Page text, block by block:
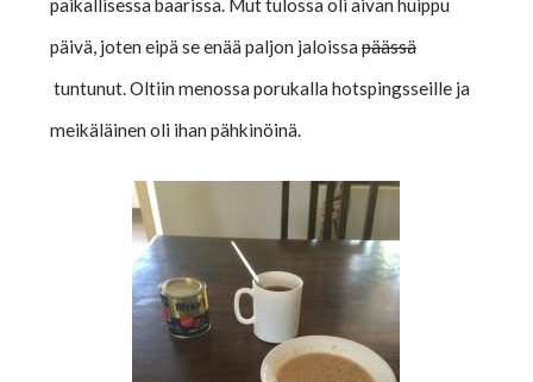
paikallisessa baarissa. Mut tulossa oli aivan huippu
päivä, joten eipä se enää paljon jaloissapäässä
tuntunut. Oltiin menossa porukalla hotspingsseille ja
meikäläinen oli ihan pähkinöinä.